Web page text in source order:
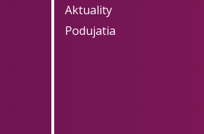
Aktuality
Podujatia